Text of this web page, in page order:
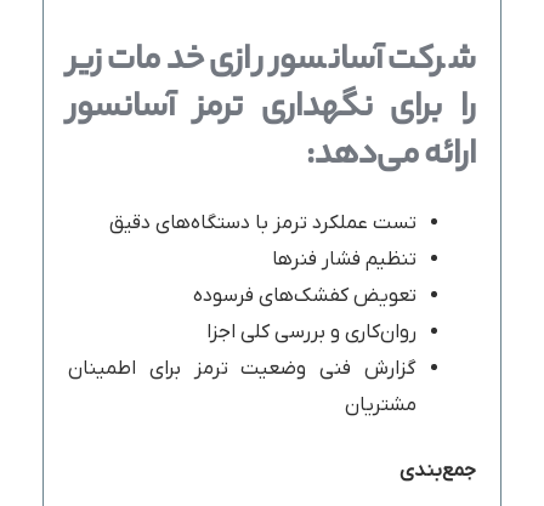
شرکت آسانسور رازی خدمات زیر
را برای نگهداری ترمز آسانسور
ارائه می‌دهد:
تست عملکرد ترمز با دستگاه‌های دقیق
تنظیم فشار فنرها
تعویض کفشک‌های فرسوده
روان‌کاری و بررسی کلی اجزا
گزارش فنی وضعیت ترمز برای اطمینان
مشتریان
جمع‌بندی